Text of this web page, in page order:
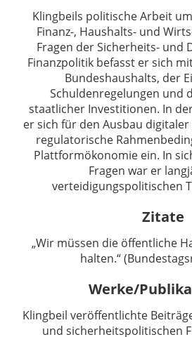
Klingbeils politische Arbeit
Finanz-, Haushalts- und
Fragen der Sicherheits- und
Finanzpolitik befasst er sich
Bundeshaushalts, der
Schuldenregelungen und
staatlicher Investitionen. In
er sich für den Ausbau
regulatorische
Plattformökonomie ein. In
Fragen war er
verteidigungspolitischen
Zitate
„Wir müssen die öffentliche
halten.“
Werke/
Klingbeil veröffentlichte
und sicherheitspolitischen